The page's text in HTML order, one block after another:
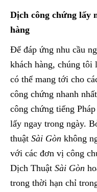
Dịch công chứng lấy
hàng
Để đáp ứng nhu cầu
khách hàng, chúng
có thể mang tới cho
công chứng nhanh
công chứng tiếng
lấy ngay trong ngày.
thuật Sài Gòn không
với các đơn vị công
Dịch Thuật Sài Gòn
trong thời hạn chỉ